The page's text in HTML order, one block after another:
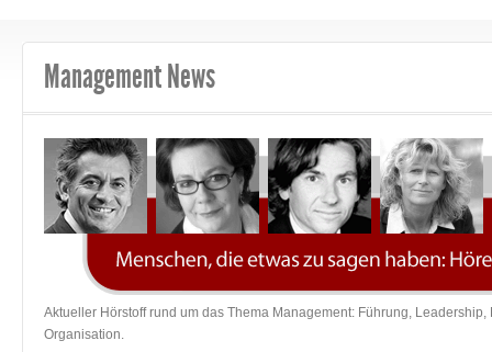
Management News
Aktueller Hörstoff rund um das Thema Management: Führung,
Organisation.